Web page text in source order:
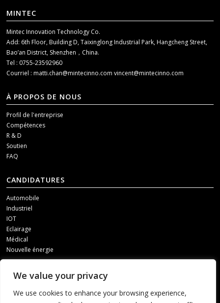
We value your privacy
We use cookies to enhance your browsing experience,
MINTEC
Mintec Innovation Technology Co.
Add: 6th Floor, Building D, Taixinglong Industrial Park, Hangcheng Street,
Bao’an District, Shenzhen，China.
Tel : 0755-23592960
Courriel :matti.chan@mintecinno.comvincent@mintecinno.com
À PROPOS DE NOUS
Profil de l'entreprise
Compétences
R & D
Soutien
FAQ
CANDIDATURES
Automobile
Industriel
IOT
Eclairage
Médical
Nouvelle énergie
MÉDIAS SOCIAUX
Pour recevoir nos mises à jour, veuillez nous contacter par l'un des